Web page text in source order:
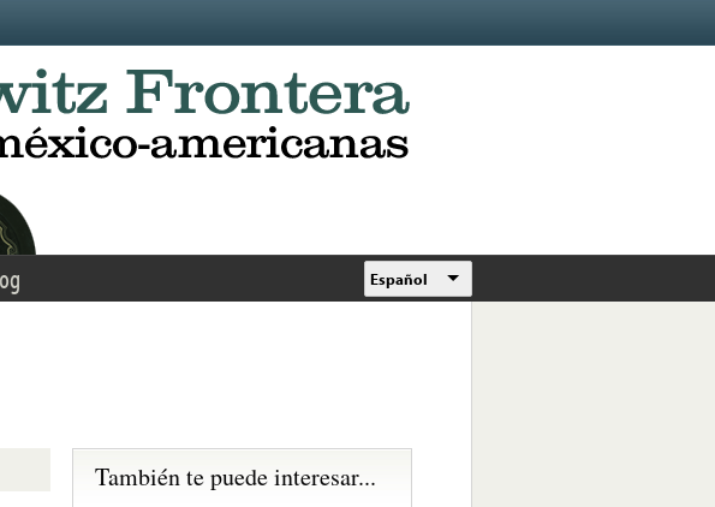
Español
También te puede interesar...